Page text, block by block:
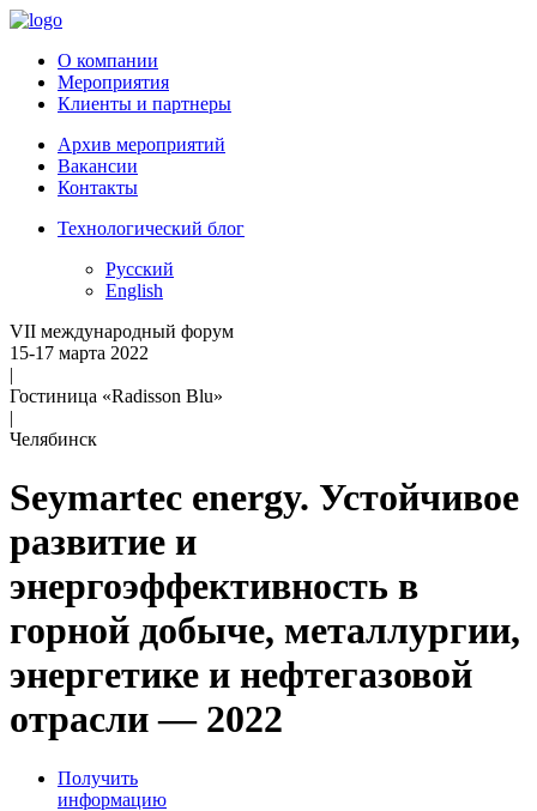
О компании
Мероприятия
Клиенты и партнеры
Архив мероприятий
Вакансии
Контакты
Технологический блог
Русский
English
VII международный форум
15-17 марта 2022
|
Гостиница «Radisson Blu»
|
Челябинск
Seymartec energy. Устойчивое
развитие и
энергоэффективность в
горной добыче, металлургии,
энергетике и нефтегазовой
отрасли — 2022
Получить
информацию